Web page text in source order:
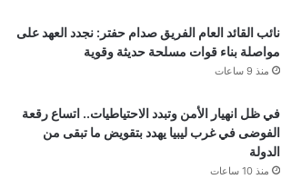
نائب القائد العام الفريق صدام حفتر: نجدد العهد على
مواصلة بناء قوات مسلحة حديثة وقوية
منذ 9 ساعات
في ظل انهيار الأمن وتبدد الاحتياطيات.. اتساع رقعة
الفوضى في غرب ليبيا يهدد بتقويض ما تبقى من
الدولة
منذ 10 ساعات